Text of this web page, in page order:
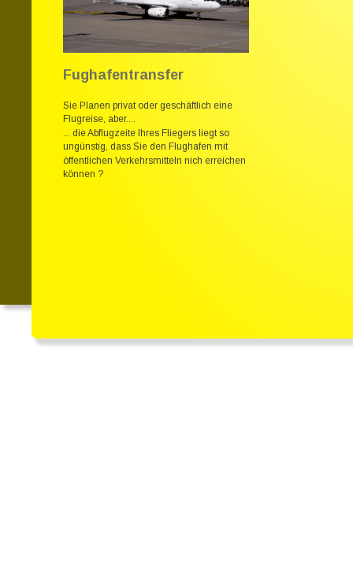
Fughafentransfer
Sie Planen privat oder geschäftlich eine
Flugreise, aber....
... die Abflugzeite Ihres Fliegers liegt so
ungünstig, dass Sie den Flughafen mit
öffentlichen Verkehrsmitteln nich erreichen
können ?